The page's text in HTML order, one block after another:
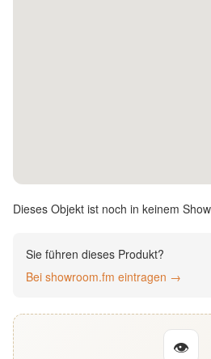
Dieses Objekt ist noch in keinem
Sie führen dieses Produkt?
Bei showroom.fm eintragen →
👁